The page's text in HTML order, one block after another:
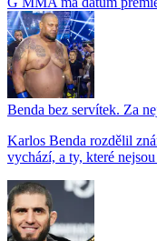
Benda bez servítek. Za
Karlos Benda rozdělil
vychází, a ty, které